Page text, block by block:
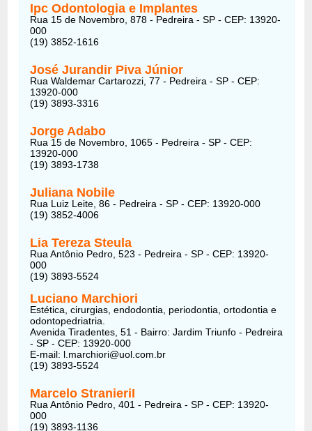
Ipc Odontologia e Implantes
Rua 15 de Novembro, 878 - Pedreira - SP - CEP: 13920-
000
(19) 3852-1616
José Jurandir Piva Júnior
Rua Waldemar Cartarozzi, 77 - Pedreira - SP - CEP:
13920-000
(19) 3893-3316
Jorge Adabo
Rua 15 de Novembro, 1065 - Pedreira - SP - CEP:
13920-000
(19) 3893-1738
Juliana Nobile
Rua Luiz Leite, 86 - Pedreira - SP - CEP: 13920-000
(19) 3852-4006
Lia Tereza Steula
Rua Antônio Pedro, 523 - Pedreira - SP - CEP: 13920-
000
(19) 3893-5524
Luciano Marchiori
Estética, cirurgias, endodontia, periodontia, ortodontia e
odontopedriatria.
Avenida Tiradentes, 51 - Bairro: Jardim Triunfo - Pedreira
- SP - CEP: 13920-000
E-mail: l.marchiori@uol.com.br
(19) 3893-5524
Marcelo StranieriI
Rua Antônio Pedro, 401 - Pedreira - SP - CEP: 13920-
000
(19) 3893-1136